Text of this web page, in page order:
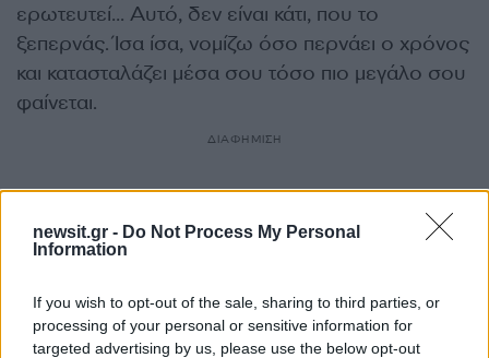
newsit.gr - Do Not Process My Personal
Information
If you wish to opt-out of the sale, sharing to third parties, or
processing of your personal or sensitive information for
targeted advertising by us, please use the below opt-out
ερωτευτεί… Αυτό, δεν είναι κάτι, που το
ξεπερνάς. Ίσα ίσα, νομίζω όσο περνάει ο χρόνος
και κατασταλάζει μέσα σου τόσο πιο μεγάλο σου
φαίνεται.
ΔΙΑΦΗΜΙΣΗ